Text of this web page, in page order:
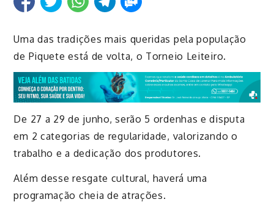
Uma das tradições mais queridas pela população
de Piquete está de volta, o Torneio Leiteiro.
De 27 a 29 de junho, serão 5 ordenhas e disputa
em 2 categorias de regularidade, valorizando o
trabalho e a dedicação dos produtores.
Além desse resgate cultural, haverá uma
programação cheia de atrações.